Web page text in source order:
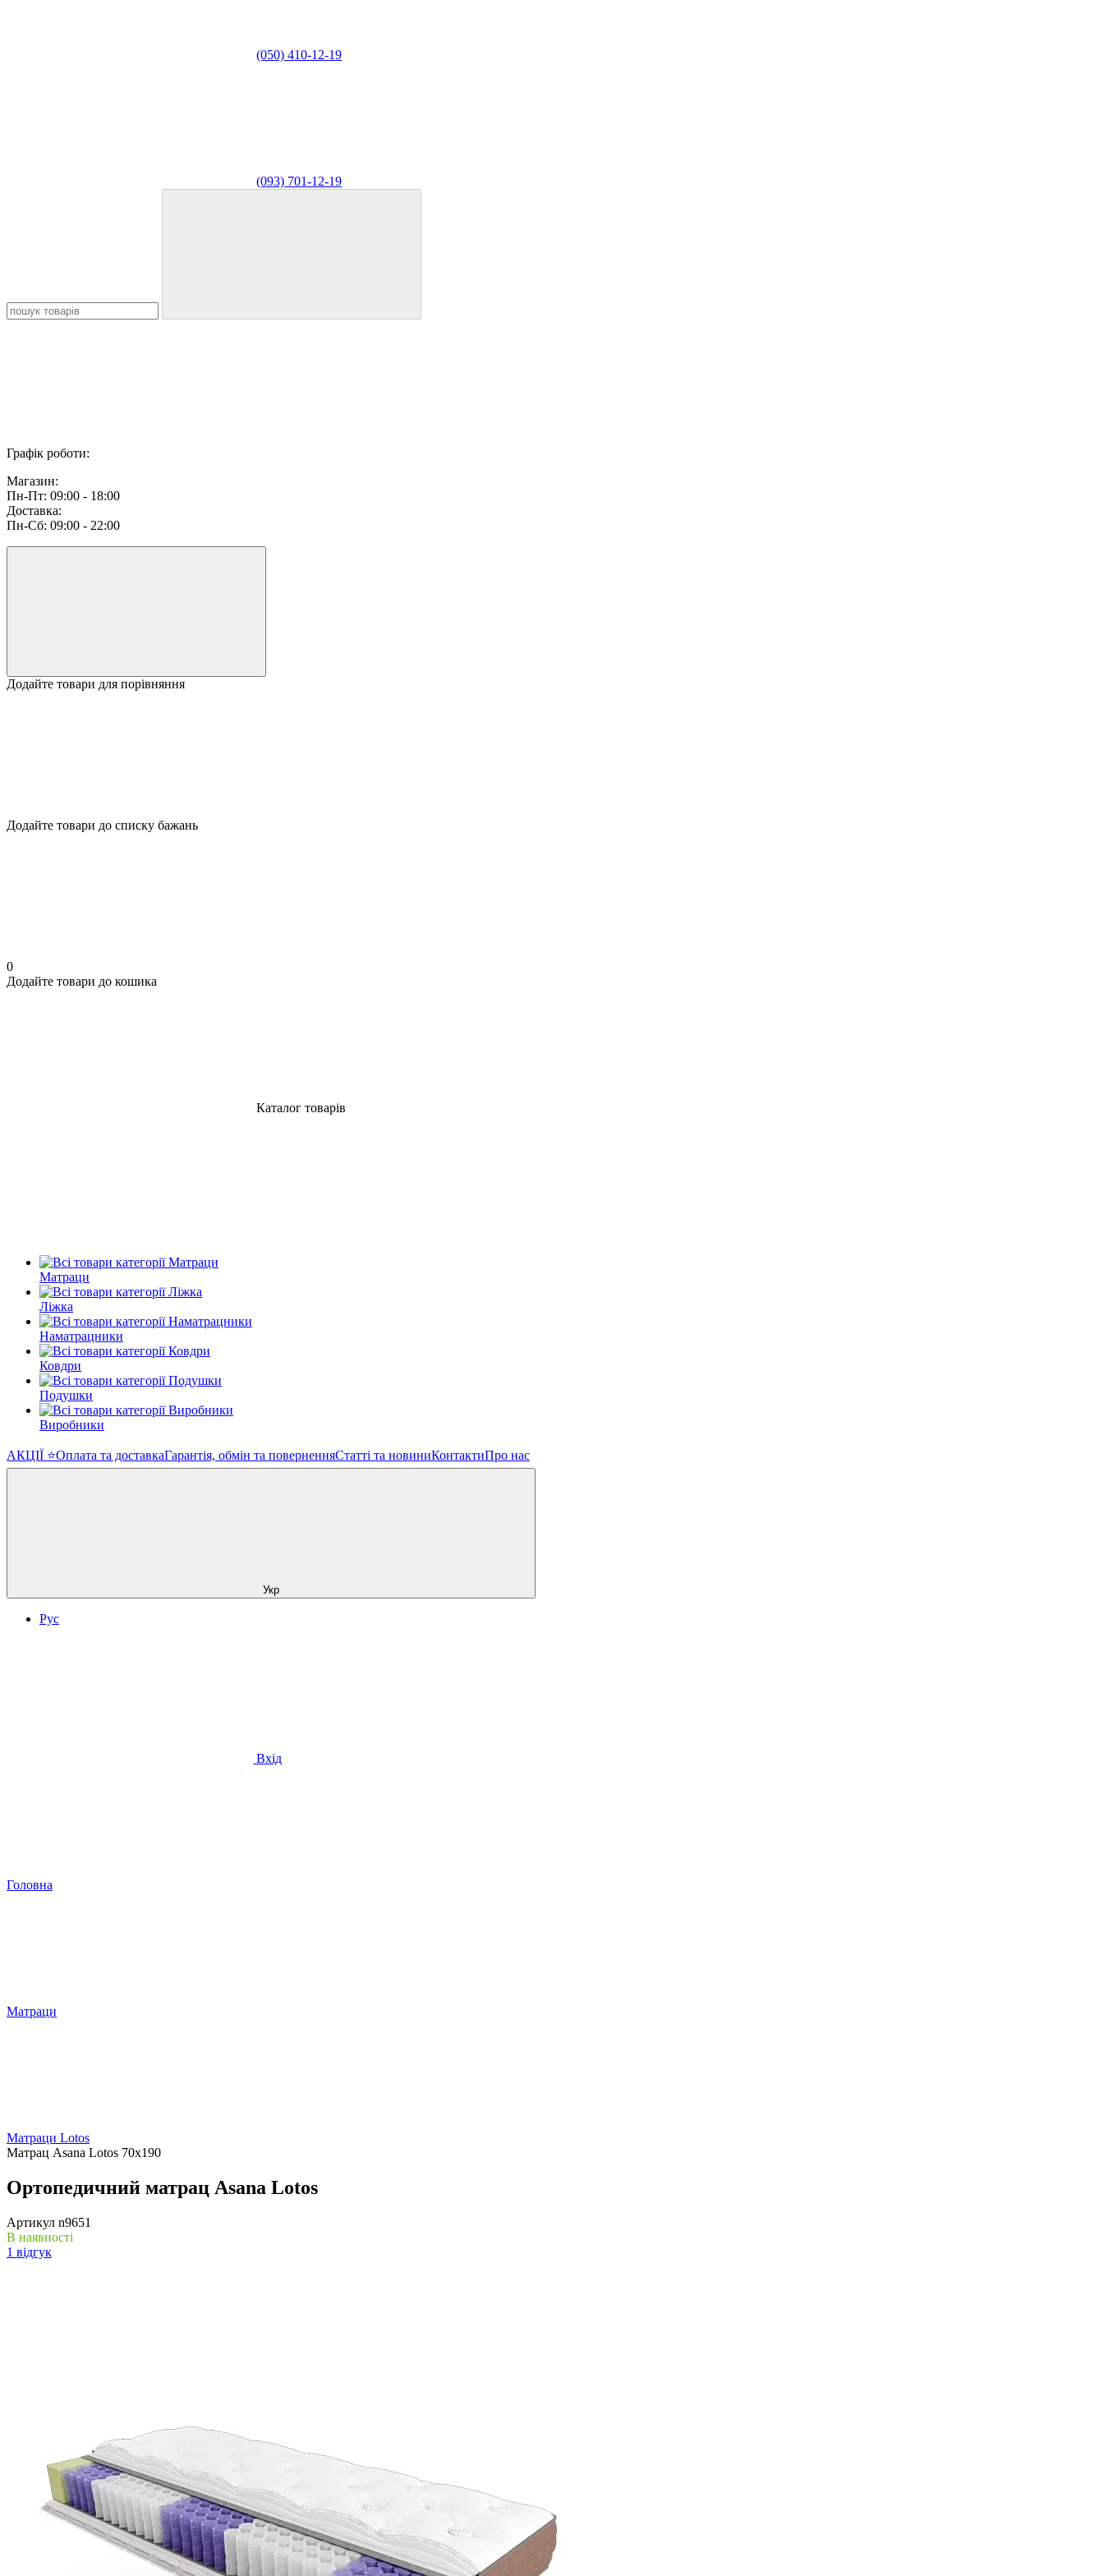
(050) 410-12-19
(093) 701-12-19
Графік роботи:
Магазин:
Пн-Пт: 09:00 - 18:00
Доставка:
Пн-Сб: 09:00 - 22:00
Додайте товари для порівняння
Додайте товари до списку бажань
0
Додайте товари до кошика
Каталог товарів
Матраци
Ліжка
Наматрацники
Ковдри
Подушки
Виробники
АКЦІЇ ⭐️Оплата та доставкаГарантія, обмін та поверненняСтатті та новиниКонтактиПро нас
Укр
Рус
Вхід
Головна
Матраци
Матраци Lotos
Матрац Asana Lotos 70х190
Ортопедичний матрац Asana Lotos
Артикул n9651
В наявності
1 відгук